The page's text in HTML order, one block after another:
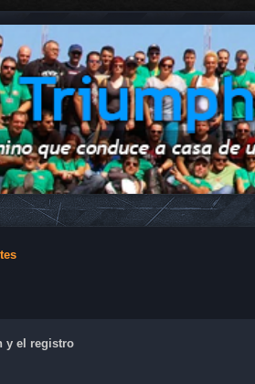
y el registro